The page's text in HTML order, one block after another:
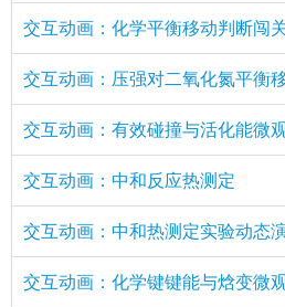
交互动画：化学平衡移动判断闯
交互动画：压强对二氧化氮平衡
交互动画：有效碰撞与活化能微
交互动画：中和反应热测定
交互动画：中和热测定实验动态
交互动画：化学键键能与焓变微